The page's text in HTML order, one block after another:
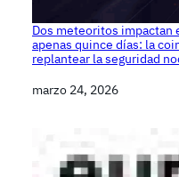
Dos meteoritos
apenas quince días: la
replantear la seguridad
Fecha
marzo 24, 2026